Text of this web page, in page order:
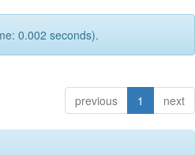
0.002 seconds).
previous 1 next